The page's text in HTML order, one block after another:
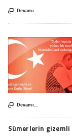
 Devamı...
 Devamı...
Sümerlerin gizemli